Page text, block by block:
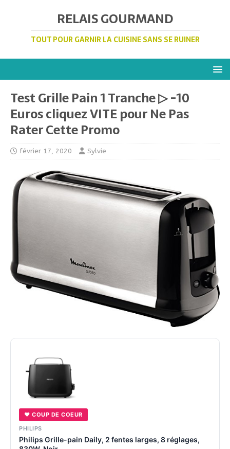
RELAIS GOURMAND
TOUT POUR GARNIR LA CUISINE SANS SE RUINER
Test Grille Pain 1 Tranche ▷ -10
Euros cliquez VITE pour Ne Pas
Rater Cette Promo
février 17, 2020 Sylvie
♥ COUP DE COEUR
PHILIPS
Philips Grille-pain Daily, 2 fentes larges, 8 réglages,